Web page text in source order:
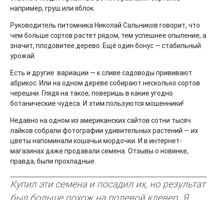
например, груш или яблок.
Руководитель питомника Николай Сальников говорит, что
чем больше сортов растет рядом, тем успешнее опыление, а
значит, плодовитее дерево. Ещё один бонус — стабильный
урожай.
Есть и другие вариации — к сливе садоводы прививают
абрикос. Или на одном дереве собирают несколько сортов
черешни. Глядя на такое, поверишь в какие угодно
ботанические чудеса. И этим пользуются мошенники!
Недавно на одном из американских сайтов сотни тысяч
лайков собрали фотографии удивительных растений — их
цветы напоминали кошачьи мордочки. И в интернет-
магазинах даже продавали семена. Отзывы о новинке,
правда, были прохладные.
Купил эти семена и посадил их, но результат
был больше похож на полевой клевер. Я